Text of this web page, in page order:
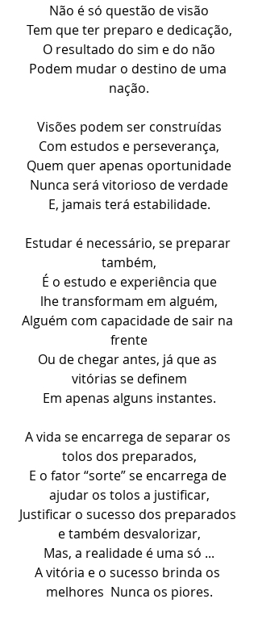
Não é só questão de visão
Tem que ter preparo e dedicação,
O resultado do sim e do não
Podem mudar o destino de uma
nação.
Visões podem ser construídas
Com estudos e perseverança,
Quem quer apenas oportunidade
Nunca será vitorioso de verdade
E, jamais terá estabilidade.
Estudar é necessário, se preparar
também,
É o estudo e experiência que
lhe transformam em alguém,
Alguém com capacidade de sair na
frente
Ou de chegar antes, já que as
vitórias se definem
Em apenas alguns instantes.
A vida se encarrega de separar os
tolos dos preparados,
E o fator “sorte” se encarrega de
ajudar os tolos a justificar,
Justificar o sucesso dos preparados
e também desvalorizar,
Mas, a realidade é uma só ...
A vitória e o sucesso brinda os
melhores  Nunca os piores.